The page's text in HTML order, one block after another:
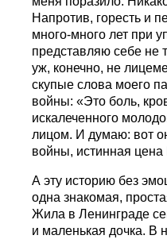
Напротив, горесть и
много-много лет при
представляю себе не
уж, конечно, не
скупые слова моего
войны: «Это боль,
искалеченного
лицом. И думаю: вот
войны, истинная
А эту историю без
одна знакомая,
Жила в Ленинграде
и маленькая дочка. В